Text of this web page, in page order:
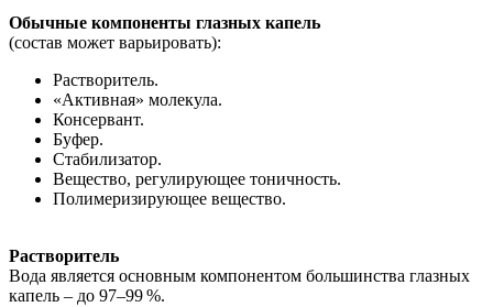
Обычные компоненты глазных капель
(состав может варьировать):
Растворитель.
«Активная» молекула.
Консервант.
Буфер.
Стабилизатор.
Вещество, регулирующее тоничность.
Полимеризирующее вещество.
Растворитель
Вода является основным компонентом большинства глазных
капель – до 97–99 %.